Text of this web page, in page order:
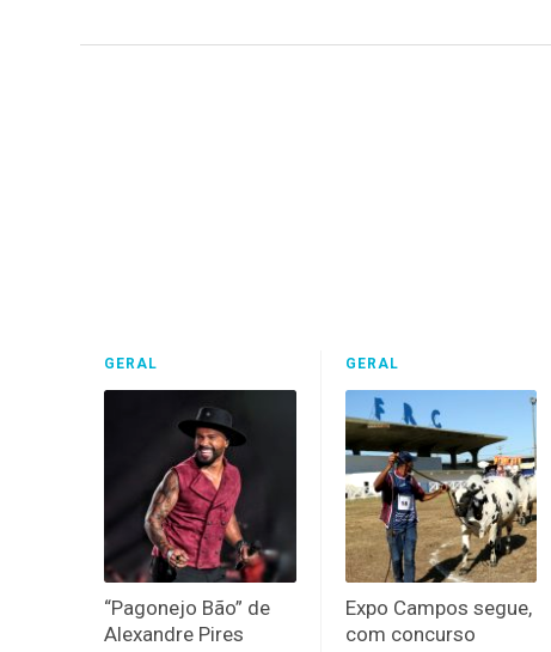
GERAL
“Pagonejo Bão” de
Alexandre Pires
GERAL
Expo Campos segue,
com concurso